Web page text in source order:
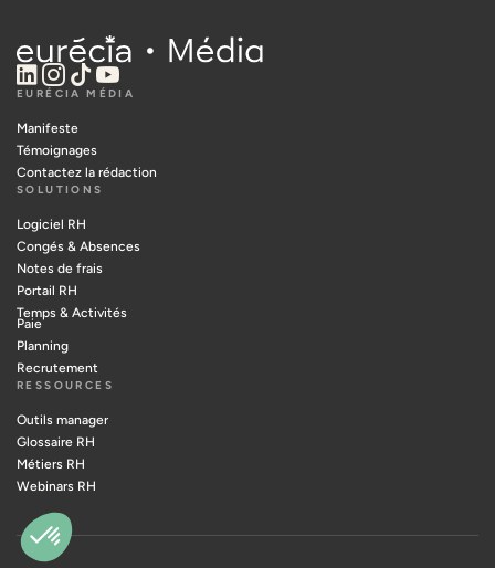
EURÉCIA MÉDIA
Manifeste
Témoignages
Contactez la rédaction
SOLUTIONS
Logiciel RH
Congés & Absences
Notes de frais
Portail RH
Temps & Activités
Paie
Planning
Recrutement
RESSOURCES
Outils manager
Glossaire RH
Métiers RH
Webinars RH